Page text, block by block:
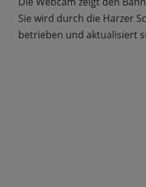
Sie wird durch die Harzer
betrieben und aktualisiert